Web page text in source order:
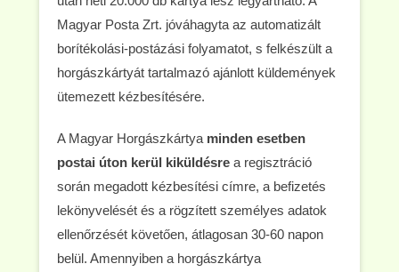
Magyar Posta Zrt. jóváhagyta az automatizált
borítékolási-postázási folyamatot, s felkészült a
horgászkártyát tartalmazó ajánlott küldemények
ütemezett kézbesítésére.
A Magyar Horgászkártya minden esetben
postai úton kerül kiküldésre a regisztráció
során megadott kézbesítési címre, a befizetés
lekönyvelését és a rögzített személyes adatok
ellenőrzését követően, átlagosan 30-60 napon
belül. Amennyiben a horgászkártya